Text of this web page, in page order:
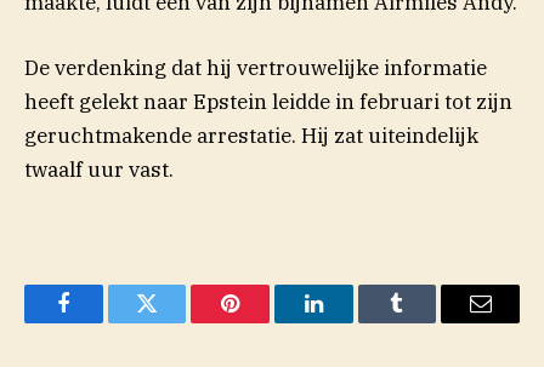
De verdenking dat hij vertrouwelijke informatie
heeft gelekt naar Epstein leidde in februari tot zijn
geruchtmakende arrestatie. Hij zat uiteindelijk
twaalf uur vast.
FacebookTwitter Pinterest LinkedInTumblr Email